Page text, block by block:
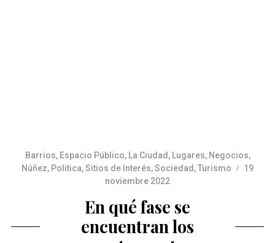
Barrios, Espacio Público, La Ciudad , Lugares, Negocios,
Núñez, Politica,Sitios de Interés,Sociedad ,Turismo
19
noviembre 2022
En qué fase se
encuentran los